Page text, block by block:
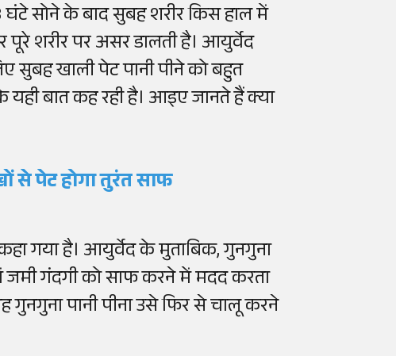
सोने के बाद सुबह शरीर किस हाल में
पूरे शरीर पर असर डालती है। आयुर्वेद
खाली पेट पानी पीने को बहुत
बात कह रही है। आइए जानते हैं क्या
से पेट होगा तुरंत साफ
गया है। आयुर्वेद के मुताबिक, गुनगुना
जमी गंदगी को साफ करने में मदद करता
गुनगुना पानी पीना उसे फिर से चालू करने